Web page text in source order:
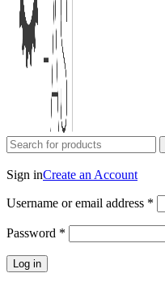
Sign inCreate an Account
Username or email address *
Password *
Log in